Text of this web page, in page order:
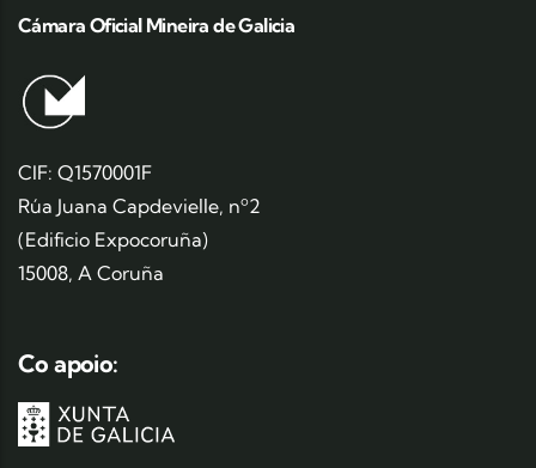
Cámara Oficial Mineira de Galicia
CIF: Q1570001F
Rúa Juana Capdevielle, nº2
(Edificio Expocoruña)
15008, A Coruña
Co apoio: